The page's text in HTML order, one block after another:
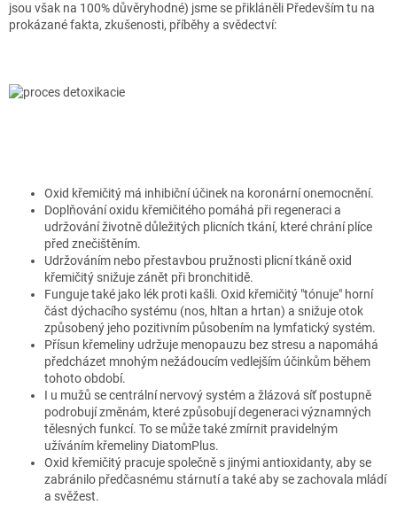
jsou však na 100% důvěryhodné) jsme se přikláněli Především tu na
prokázané fakta, zkušenosti, příběhy a svědectví:
Oxid křemičitý má inhibiční účinek na koronární onemocnění.
Doplňování oxidu křemičitého pomáhá při regeneraci a
udržování životně důležitých plicních tkání, které chrání plíce
před znečištěním.
Udržováním nebo přestavbou pružnosti plicní tkáně oxid
křemičitý snižuje zánět při bronchitidě.
Funguje také jako lék proti kašli. Oxid křemičitý "tónuje" horní
část dýchacího systému (nos, hltan a hrtan) a snižuje otok
způsobený jeho pozitivním působením na lymfatický systém.
Přísun křemeliny udržuje menopauzu bez stresu a napomáhá
předcházet mnohým nežádoucím vedlejším účinkům během
tohoto období.
I u mužů se centrální nervový systém a žlázová síť postupně
podrobují změnám, které způsobují degeneraci významných
tělesných funkcí. To se může také zmírnit pravidelným
užíváním křemeliny DiatomPlus.
Oxid křemičitý pracuje společně s jinými antioxidanty, aby se
zabránilo předčasnému stárnutí a také aby se zachovala mládí
a svěžest.